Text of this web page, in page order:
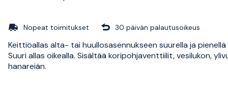
Nopeat toimitukset 30 päivän palautusoikeus
Keittiöallas alta- tai huullosasennukseen suurella ja pienellä
Suuri allas oikealla. Sisältää koripohjaventtiilit, vesilukon,
hanareiän.